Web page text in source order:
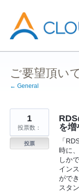
ン
ツ
ス
プ
ご要望頂い
← General
を増
「
時に
しか
イン
がで
スタ
1
投票数：
投票